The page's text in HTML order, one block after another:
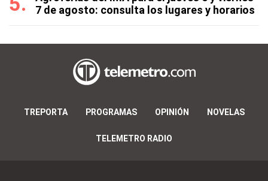
7 de agosto: consulta los lugares y horarios
TREPORTA PROGRAMAS OPINIÓN NOVELAS
TELEMETRO RADIO